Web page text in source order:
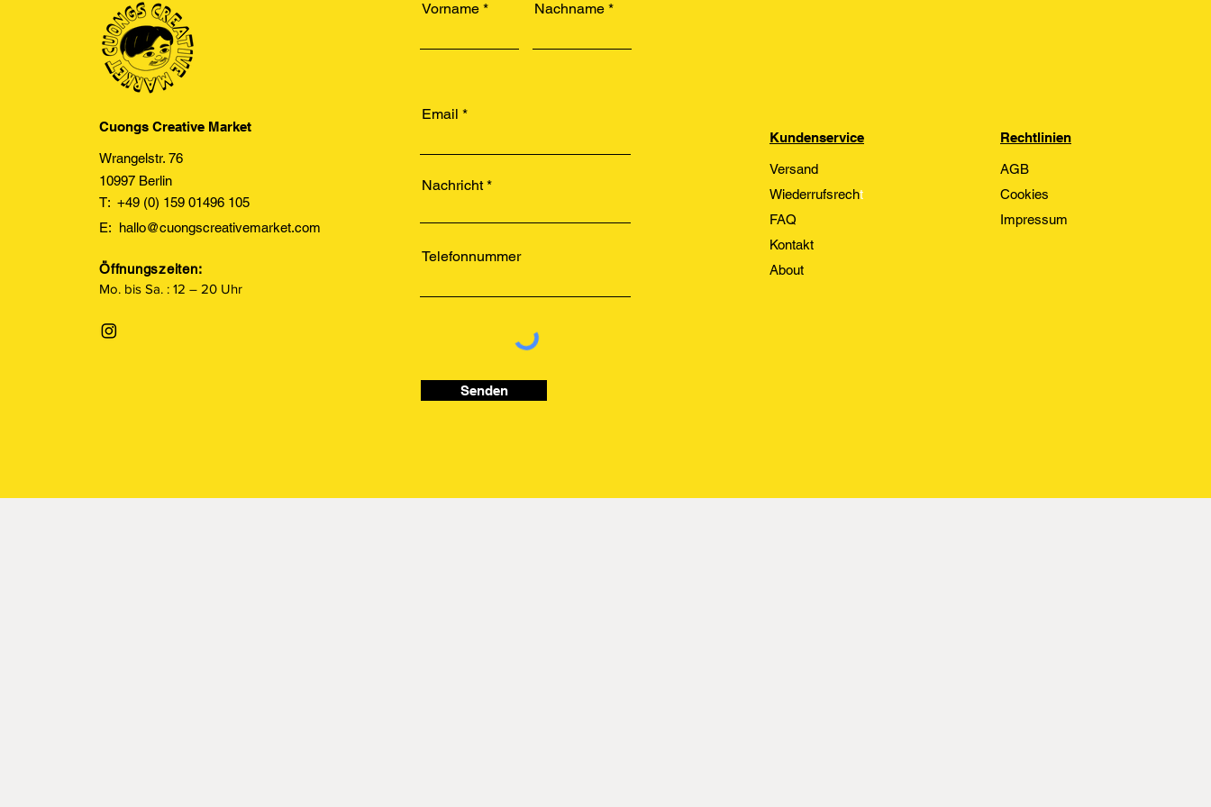
Cuongs Creative Market
Wrangelstr. 76
10997 Berlin
T: +49 (0) 159 01496 105
E: hallo@cuongscreativemarket.com
Öffnungszeiten:
Mo. bis Sa. : 12 – 20 Uhr
Vorname Nachname
Email
Nachricht
Telefonnummer
Senden
Kundenservice
Versand
Wiederrufsrecht
FAQ
Kontakt
About
Rechtlinien
AGB
Cookies
Impressum